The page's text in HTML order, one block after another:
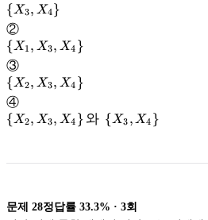
\left\{ X_3,
X_4\right\}
{X3, X4}
②
\left\{ X_1,
X_3,
X_4\right\}
{X1 , X3, X4 }
③
\left\{ X_2,
X_3,
X_4\right\}
{X2, X3, X4 }
④
\left\{ X_2,
와\ \left\{
X_4\right\}
{X2, X3, X4 } 와 {X3 , X4 }
문제 28정답률 33.3% · 3회